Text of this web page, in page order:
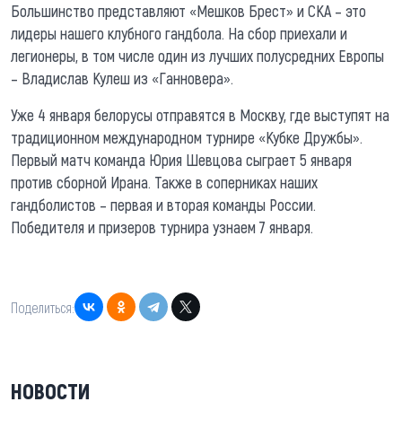
Большинство представляют «Мешков Брест» и СКА – это
лидеры нашего клубного гандбола. На сбор приехали и
легионеры, в том числе один из лучших полусредних Европы
– Владислав Кулеш из «Ганновера».
Уже 4 января белорусы отправятся в Москву, где выступят на
традиционном международном турнире «Кубке Дружбы».
Первый матч команда Юрия Шевцова сыграет 5 января
против сборной Ирана. Также в соперниках наших
гандболистов – первая и вторая команды России.
Победителя и призеров турнира узнаем 7 января.
Поделиться:
НОВОСТИ